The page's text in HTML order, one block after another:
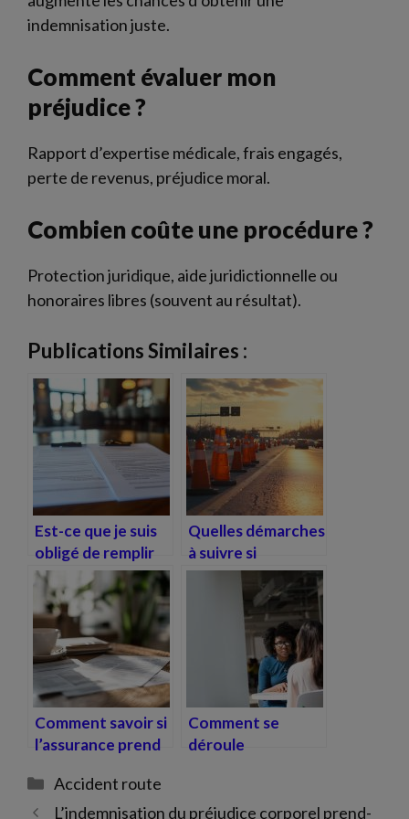
indemnisation juste.
Comment évaluer mon
préjudice ?
Rapport d’expertise médicale, frais engagés,
perte de revenus, préjudice moral.
Combien coûte une procédure ?
Protection juridique, aide juridictionnelle ou
honoraires libres (souvent au résultat).
Publications Similaires :
Est-ce que je suis
obligé de remplir
un constat amiable
Quelles démarches
à suivre si
l’accident a eu lieu
sur une autoroute
Comment savoir si
l’assurance prend
de rééducation
après un accident ?
Comment se
déroule
la route causé par
Catégories
Accident route
L’indemnisation du préjudice corporel prend-